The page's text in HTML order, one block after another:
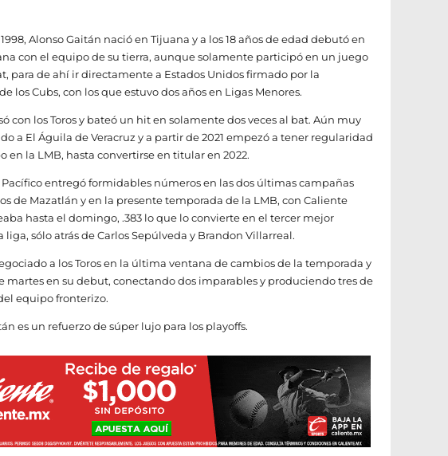
Alonso Gaitán nació en Tijuana y a los 18 años de edad debutó en
con el equipo de su tierra, aunque solamente participó en un juego
para de ahí ir directamente a Estados Unidos firmado por la
los Cubs, con los que estuvo dos años en Ligas Menores.
con los Toros y bateó un hit en solamente dos veces al bat. Aún muy
a El Águila de Veracruz y a partir de 2021 empezó a tener regularidad
en la LMB, hasta convertirse en titular en 2022.
entregó formidables números en las dos últimas campañas
de Mazatlán y en la presente temporada de la LMB, con Caliente
hasta el domingo, .383 lo que lo convierte en el tercer mejor
liga, sólo atrás de Carlos Sepúlveda y Brandon Villarreal.
a los Toros en la última ventana de cambios de la temporada y
martes en su debut, conectando dos imparables y produciendo tres de
equipo fronterizo.
es un refuerzo de súper lujo para los playoffs.